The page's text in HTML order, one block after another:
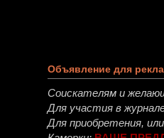
Объявление для
Соискателям и
Для участия в
Для приобретения,